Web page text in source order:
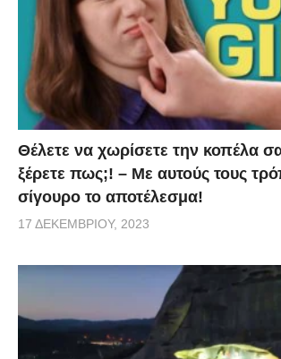
Θέλετε να χωρίσετε την κοπέλα
ξέρετε πως;! – Με αυτούς τους
σίγουρο το αποτέλεσμα!
17 ΔΕΚΕΜΒΡΊΟΥ, 2023